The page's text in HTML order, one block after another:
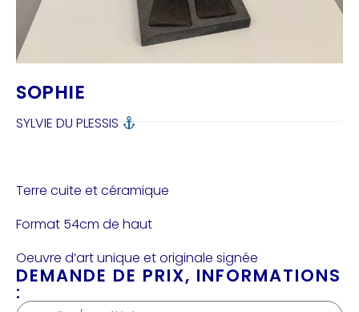
SOPHIE
SYLVIE DU PLESSIS
Terre cuite et céramique
Format 54cm de haut
Oeuvre d’art unique et originale signée
DEMANDE DE PRIX, INFORMATIONS
: